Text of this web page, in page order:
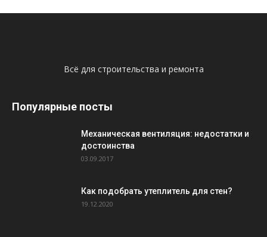
Всё для строительства и ремонта
Популярные посты
Механическая вентиляция: недостатки и
достоинства
03.09.2017
Как подобрать утеплитель для стен?
19.12.2020